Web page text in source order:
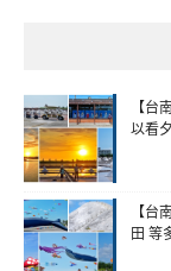
【台
以看
【台
田 等